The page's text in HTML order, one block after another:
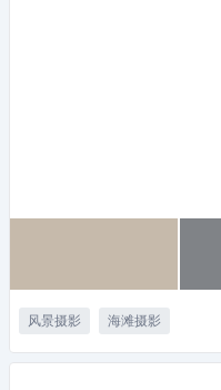
风景摄影 海滩摄影